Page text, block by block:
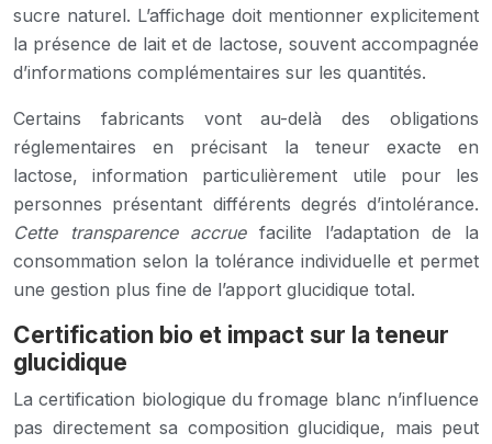
sucre naturel. L’affichage doit mentionner explicitement
la présence de lait et de lactose, souvent accompagnée
d’informations complémentaires sur les quantités.
Certains fabricants vont au-delà des obligations
réglementaires en précisant la teneur exacte en
lactose, information particulièrement utile pour les
personnes présentant différents degrés d’intolérance.
Cette transparence accrue facilite l’adaptation de la
consommation selon la tolérance individuelle et permet
une gestion plus fine de l’apport glucidique total.
Certification bio et impact sur la teneur
glucidique
La certification biologique du fromage blanc n’influence
pas directement sa composition glucidique, mais peut